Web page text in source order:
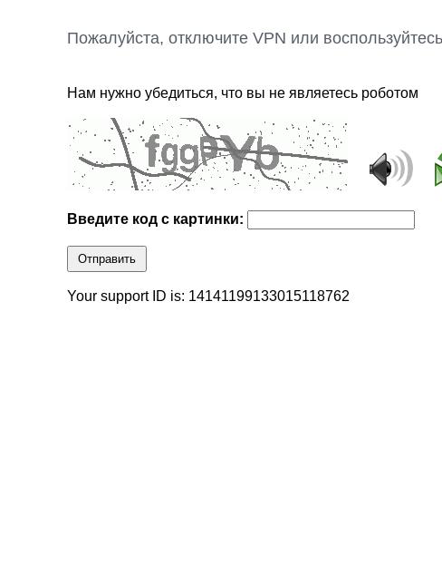
Пожалуйста, отключите VPN или
Нам нужно убедиться, что вы не являетесь роботом
Введите код с картинки:
Отправить
Your support ID is: 14141199133015118762